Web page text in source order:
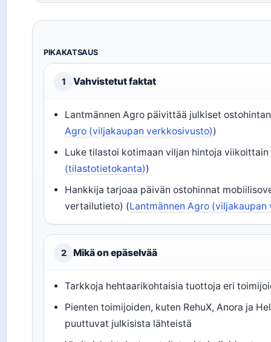
PIKAKATSAUS
1 Vahvistetut faktat
Lantmännen Agro päivittää julkiset
Agro (viljakaupan verkkosivusto))
Luke tilastoi kotimaan viljan hintoja viikoittain
(tilastotietokanta))
Hankkija tarjoaa päivän ostohinnat
vertailutieto) (Lantmännen Agro
2 Mikä on epäselvää
Tarkkoja hehtaarikohtaisia tuottoja eri
Pienten toimijoiden, kuten RehuX, Anora ja
puuttuvat julkisista lähteistä